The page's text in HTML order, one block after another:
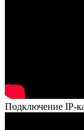
Подключение IP-